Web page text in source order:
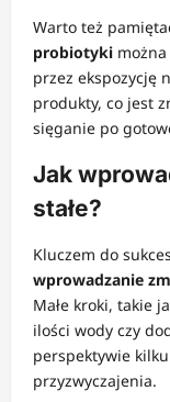
Warto też
probiotyki
przez ekspozycję
produkty, co jest
sięganie po
Jak
stałe?
Kluczem do
wprowadzanie
Małe kroki, takie
ilości wody czy
perspektywie
przyzwyczajenia.